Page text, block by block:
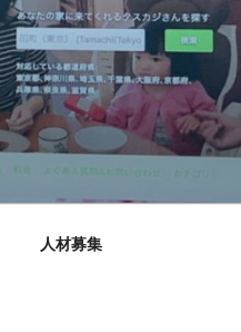
人材募集